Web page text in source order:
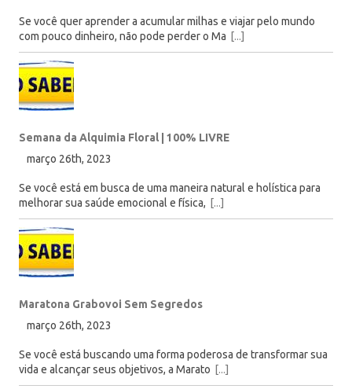
Se você quer aprender a acumular milhas e viajar pelo mundo
com pouco dinheiro, não pode perder o Ma [...]
Semana da Alquimia Floral | 100% LIVRE
março 26th, 2023
Se você está em busca de uma maneira natural e holística para
melhorar sua saúde emocional e física, [...]
Maratona Grabovoi Sem Segredos
março 26th, 2023
Se você está buscando uma forma poderosa de transformar sua
vida e alcançar seus objetivos, a Marato [...]